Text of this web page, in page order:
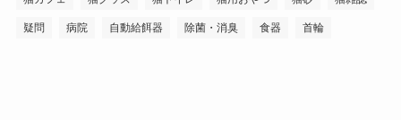
疑問 病院 自動給餌器 除菌・消臭 食器 首輪